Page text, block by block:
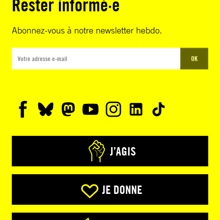
Rester informé·e
Abonnez-vous à notre newsletter hebdo.
OK
J’AGIS
JE DONNE